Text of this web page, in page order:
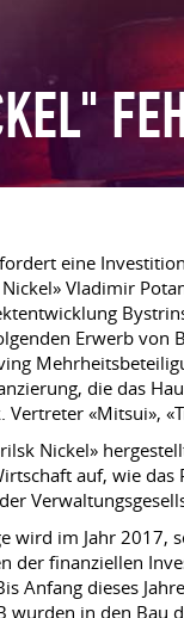
eine
Vladimir
Erwerb von
die das
«Mitsui»,
Nickel»
auf, wie
wird im Jahr 2017,
der finanziellen
Anfang dieses
wurden in den Bau